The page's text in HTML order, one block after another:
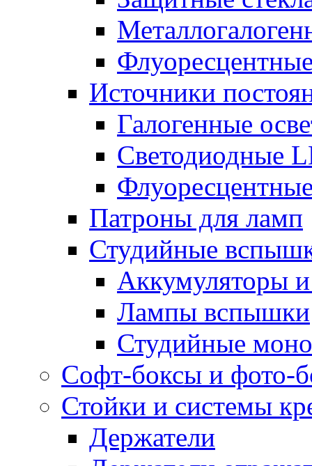
Источники
Галогенные
Светодиодные
Патроны для ламп
Студийные
Аккумуляторы
Лампы вспышки
Студийные
Софт-боксы и фото-
Стойки и системы
Держатели